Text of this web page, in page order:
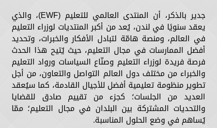
جدير بالذكر، أن المنتدى العالمي للتعليم (EWF)، والذي
يعقد سنويًا في لندن، يُعد من أكبر المنتديات لوزراء التعليم
في العالم، ومنصة هامّة لتبادل الأفكار والخبرات، وتحديد
أفضل الممارسات في مجال التعليم، حيث يُتيح هذا الحدث
فرصة فريدة لوزراء التعليم وصنّاع السياسات ورواد التعليم
والخبراء من مختلف دول العالم التواصل والتعاون، من أجل
تطوير منظومة تعليمية أفضل للأجيال القادمة، كما سيُعقد
العديد من الجلسات؛ كجزء من تقييم صادق للقضايا
والتحديات المشتركة بين البلدان في مجال التعليم؛ ممّا
يُساهم في وضع الحلول المناسبة.